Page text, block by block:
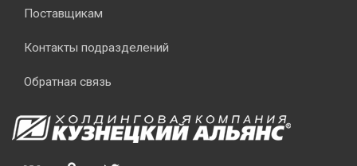
Поставщикам
Контакты подразделений
Обратная связь